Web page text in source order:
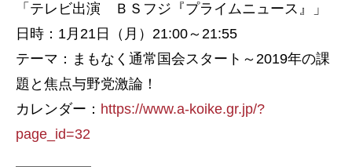
「テレビ出演 ＢＳフジ『プライムニュース』」
日時：1月21日（月）21:00～21:55
テーマ：まもなく通常国会スタート～2019年の課
題と焦点与野党激論！
カレンダー： https://www.a-koike.gr.jp/?
page_id=32